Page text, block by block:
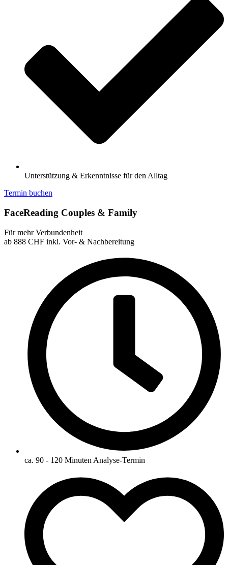
Unterstützung & Erkenntnisse für den Alltag
Termin buchen
FaceReading Couples & Family
Für mehr Verbundenheit
ab 888 CHF inkl. Vor- & Nachbereitung
ca. 90 - 120 Minuten Analyse-Termin